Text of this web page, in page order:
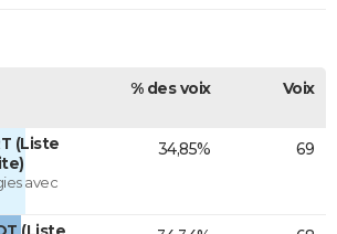
% des voix Voix
(Liste
avec
34,85% 69